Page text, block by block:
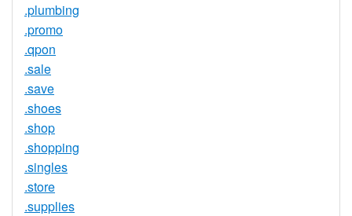
.plumbing
.promo
.qpon
.sale
.save
.shoes
.shop
.shopping
.singles
.store
.supplies